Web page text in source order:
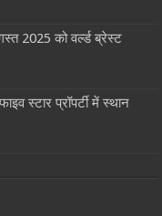
2025 को वर्ल्ड ब्रेस्ट
स्टार प्रॉपर्टी में स्थान